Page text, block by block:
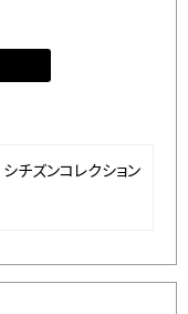
シチズンコレクション